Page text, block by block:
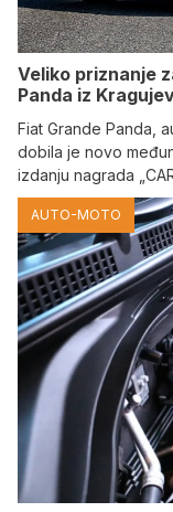
Veliko priznanje
Panda iz
Fiat Grande Panda,
dobila je novo
izdanju nagrada
AUTO-MOTO